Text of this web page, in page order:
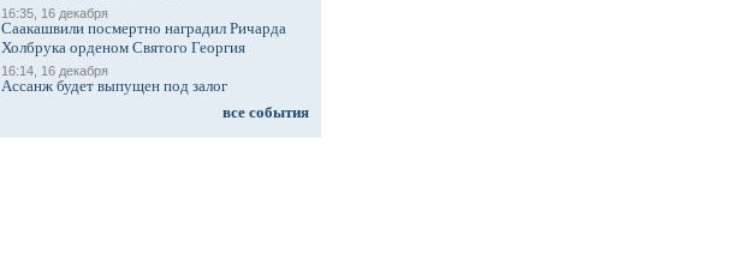
16:35, 16 декабря
Саакашвили посмертно наградил Ричарда
Холбрука орденом Святого Георгия
16:14, 16 декабря
Ассанж будет выпущен под залог
все события